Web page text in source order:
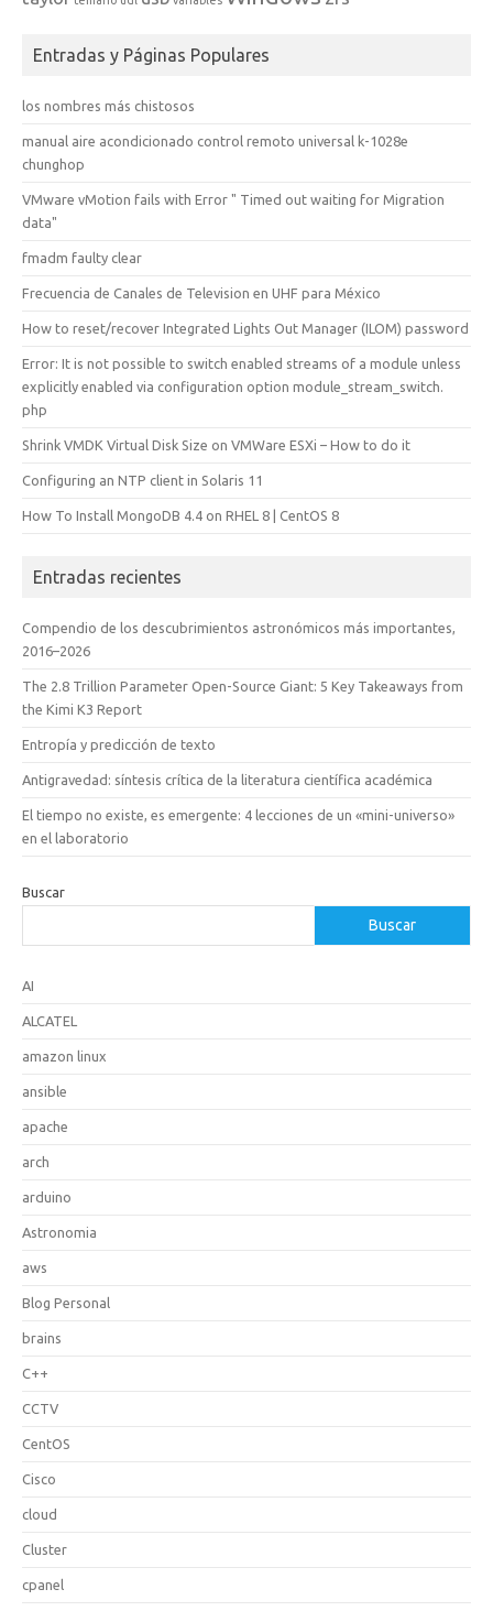
Entradas y Páginas Populares
los nombres más chistosos
manual aire acondicionado control remoto universal k-1028e
chunghop
VMware vMotion fails with Error " Timed out waiting for Migration
data"
fmadm faulty clear
Frecuencia de Canales de Television en UHF para México
How to reset/recover Integrated Lights Out Manager (ILOM) password
Error: It is not possible to switch enabled streams of a module unless
explicitly enabled via configuration option module_stream_switch.
php
Shrink VMDK Virtual Disk Size on VMWare ESXi – How to do it
Configuring an NTP client in Solaris 11
How To Install MongoDB 4.4 on RHEL 8 | CentOS 8
Entradas recientes
Compendio de los descubrimientos astronómicos más importantes,
2016–2026
The 2.8 Trillion Parameter Open-Source Giant: 5 Key Takeaways from
the Kimi K3 Report
Entropía y predicción de texto
Antigravedad: síntesis crítica de la literatura científica académica
El tiempo no existe, es emergente: 4 lecciones de un «mini-universo»
en el laboratorio
Buscar
Buscar
AI
ALCATEL
amazon linux
ansible
apache
arch
arduino
Astronomia
aws
Blog Personal
brains
C++
CCTV
CentOS
Cisco
cloud
Cluster
cpanel